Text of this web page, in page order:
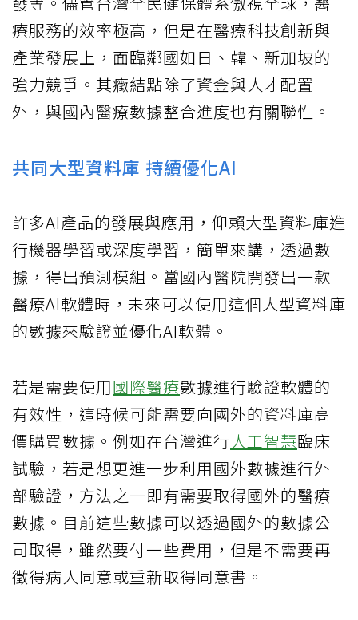
療服務的效率極高，但是在醫療科技創新與
產業發展上，面臨鄰國如日、韓、新加坡的
強力競爭。其癥結點除了資金與人才配置
外，與國內醫療數據整合進度也有關聯性。
共同大型資料庫 持續優化AI
許多AI產品的發展與應用，仰賴大型資料庫進
行機器學習或深度學習，簡單來講，透過數
據，得出預測模組。當國內醫院開發出一款
醫療AI軟體時，未來可以使用這個大型資料庫
的數據來驗證並優化AI軟體。
若是需要使用國際醫療數據進行驗證軟體的
有效性，這時候可能需要向國外的資料庫高
價購買數據。例如在台灣進行人工智慧臨床
試驗，若是想更進一步利用國外數據進行外
部驗證，方法之一即有需要取得國外的醫療
數據。目前這些數據可以透過國外的數據公
司取得，雖然要付一些費用，但是不需要再
徵得病人同意或重新取得同意書。